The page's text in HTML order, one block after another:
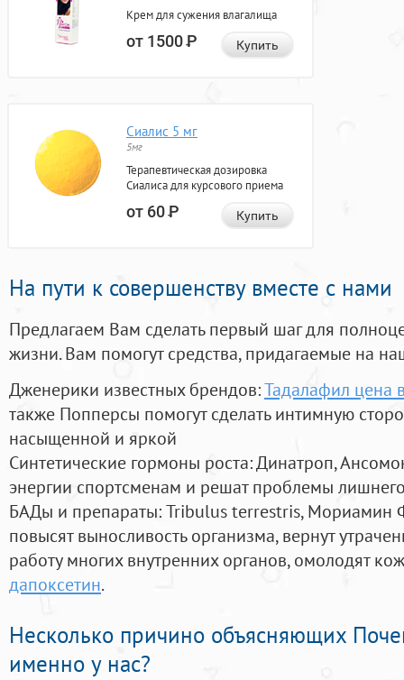
Крем для сужения влагалища
от 1500Р Купить
Сиалис 5 мг
5мг
Терапевтическая дозировка
Сиалиса для курсового приема
от 60Р Купить
На пути к совершенству вместе с нами
Предлагаем Вам сделать первый шаг для
жизни. Вам помогут средства, придагаемые на
Дженерики известных брендов:Тадалафил цена
также Попперсы помогут сделать интимную
насыщенной и яркой
Синтетические гормоны роста: Динатроп,
энергии спортсменам и решат проблемы
БАДы и препараты:Tribulus terrestris, Мориамин
повысят выносливость организма, вернут
работу многих внутренних органов, омолодят
дапоксетин.
Несколько причино объясняющих
именно у нас?